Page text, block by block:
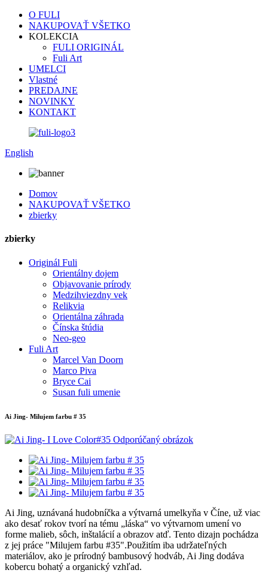
O FULI
NAKUPOVAŤ VŠETKO
KOLEKCIA
FULI ORIGINÁL
Fuli Art
UMELCI
Vlastné
PREDAJNE
NOVINKY
KONTAKT
English
Domov
NAKUPOVAŤ VŠETKO
zbierky
zbierky
Originál Fuli
Orientálny dojem
Objavovanie prírody
Medzihviezdny vek
Relikvia
Orientálna záhrada
Čínska štúdia
Neo-geo
Fuli Art
Marcel Van Doorn
Marco Piva
Bryce Cai
Susan fuli umenie
Ai Jing- Milujem farbu # 35
Ai Jing, uznávaná hudobníčka a výtvarná umelkyňa v Číne, už viac
ako desať rokov tvorí na tému „láska“ vo výtvarnom umení vo
forme malieb, sôch, inštalácií a obrazov atď. Tento dizajn pochádza
z jej práce "Milujem farbu #35".Použitím iba udržateľných
materiálov, ako je prírodný bambusový hodváb, Ai Jing dodáva
kobercu bohatý a organický vzhľad.